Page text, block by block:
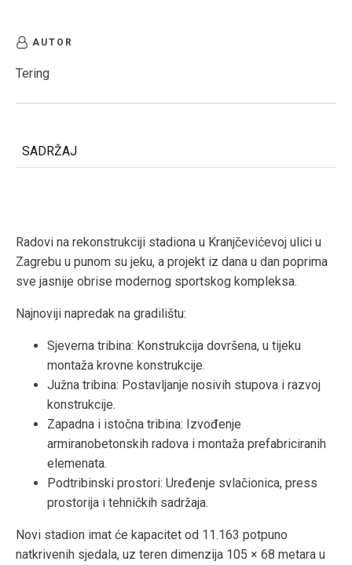
AUTOR
Tering
SADRŽAJ
Radovi na rekonstrukciji stadiona u Kranjčevićevoj ulici u
Zagrebu u punom su jeku, a projekt iz dana u dan poprima
sve jasnije obrise modernog sportskog kompleksa.
Najnoviji napredak na gradilištu:
Sjeverna tribina: Konstrukcija dovršena, u tijeku
montaža krovne konstrukcije.
Južna tribina: Postavljanje nosivih stupova i razvoj
konstrukcije.
Zapadna i istočna tribina: Izvođenje
armiranobetonskih radova i montaža prefabriciranih
elemenata.
Podtribinski prostori: Uređenje svlačionica, press
prostorija i tehničkih sadržaja.
Novi stadion imat će kapacitet od 11.163 potpuno
natkrivenih sjedala, uz teren dimenzija 105 × 68 metara u